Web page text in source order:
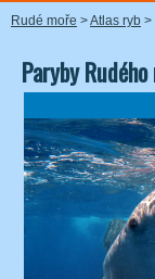
Rudé moře >Atlas ryb >
Paryby